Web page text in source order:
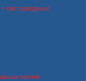
светодиодные)
систем